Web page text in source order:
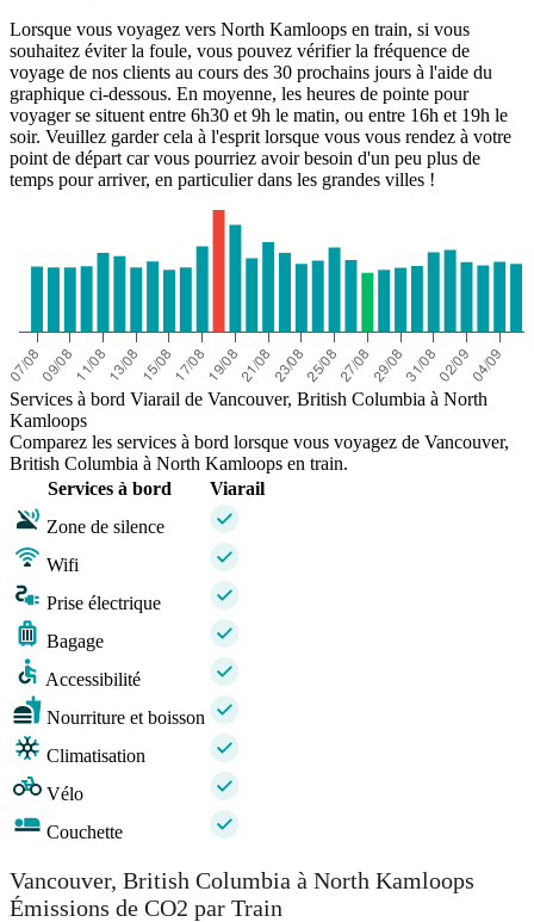
Lorsque vous voyagez vers North Kamloops en train, si vous
souhaitez éviter la foule, vous pouvez vérifier la fréquence de
voyage de nos clients au cours des 30 prochains jours à l'aide du
graphique ci-dessous. En moyenne, les heures de pointe pour
voyager se situent entre 6h30 et 9h le matin, ou entre 16h et 19h le
soir. Veuillez garder cela à l'esprit lorsque vous vous rendez à votre
point de départ car vous pourriez avoir besoin d'un peu plus de
temps pour arriver, en particulier dans les grandes villes !
Services à bord Viarail de Vancouver, British Columbia à North
Kamloops
Comparez les services à bord lorsque vous voyagez de Vancouver,
British Columbia à North Kamloops en train.
Services à bord
Viarail
Zone de silence
Wifi
Prise électrique
Bagage
Accessibilité
Nourriture et boisson
Climatisation
Vélo
Couchette
Vancouver, British Columbia à North Kamloops
Émissions de CO2 par Train